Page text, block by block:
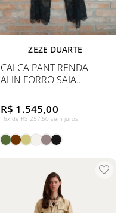
ZEZE DUARTE
CALCA PANT RENDA
ALIN FORRO SAIA
R$ 1.545,00
6x de R$ 257,50 sem juros